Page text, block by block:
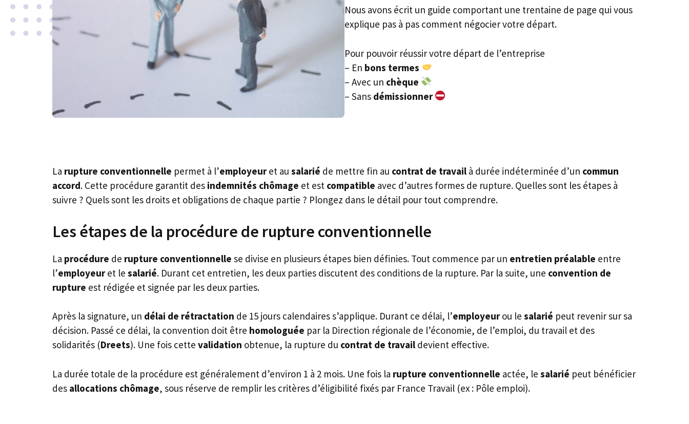
Nous avons écrit un guide comportant une trentaine de page qui vous
explique pas à pas comment négocier votre départ.
Pour pouvoir réussir votre départ de l’entreprise
– En bons termes
– Avec un chèque
– Sans démissionner
La rupture conventionnelle permet à l’employeuret au salarié de mettre fin au contrat de travail à durée indéterminée d’un commun
accord. Cette procédure garantit des indemnités chômage et est compatible avec d’autres formes de rupture. Quelles sont les étapes à
suivre ? Quels sont les droits et obligations de chaque partie ? Plongez dans le détail pour tout comprendre.
Les étapes de la procédure de rupture conventionnelle
La procédure de rupture conventionnelle se divise en plusieurs étapes bien définies. Tout commence par un entretien préalable entre
l’employeuret le salarié. Durant cet entretien, les deux parties discutent des conditions de la rupture. Par la suite, une convention de
rupture est rédigée et signée par les deux parties.
Après la signature, un délai de rétractation de 15 jours calendaires s’applique. Durant ce délai, l’employeurou le salarié peut revenir sur sa
décision. Passé ce délai, la convention doit être homologuée par la Direction régionale de l’économie, de l’emploi, du travail et des
solidarités (Dreets). Une fois cette validation obtenue, la rupture du contrat de travail devient effective.
La durée totale de la procédure est généralement d’environ 1 à 2 mois. Une fois la rupture conventionnelle actée, le salarié peut bénéficier
des allocations chômage, sous réserve de remplir les critères d’éligibilité fixés par France Travail (ex : Pôle emploi).